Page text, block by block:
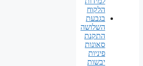
הלקוח
בגבעת
השלושה
התקנת
סאונות
פיניות
יבשות